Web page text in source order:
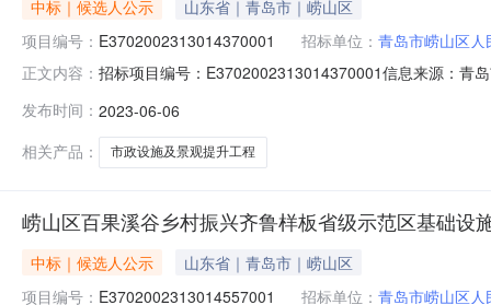
中标｜候选人公示
山东省｜青岛市｜崂山区
项目编号： E3702002313014370001 招标单位： 青岛市崂山区
正文内容： 招标项目编号：E3702002313014370001信息来源：青
市政界至仰口隧道南口)两侧市政设施及景观提升工程不
发布时间： 2023-06-06
相关产品：
市政设施及景观提升工程
崂山区百果溪谷乡村振兴齐鲁样板省级示范区基础
中标｜候选人公示
山东省｜青岛市｜崂山区
项目编号： E3702002313014557001 招标单位： 青岛市崂山区